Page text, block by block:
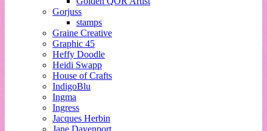
Gorjuss
stamps
Graine Creative
Graphic 45
Heffy Doodle
Heidi Swapp
House of Crafts
IndigoBlu
Ingma
Ingress
Jacques Herbin
Jane Davenport